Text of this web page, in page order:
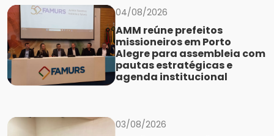
04/08/2026
AMM reúne prefeitos
missioneiros em Porto
Alegre para assembleia com
pautas estratégicas e
agenda institucional
03/08/2026